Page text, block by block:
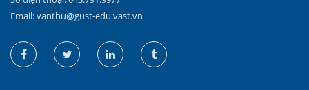
Email: vanthu@gust-edu.vast.vn